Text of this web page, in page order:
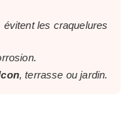
évitent les craquelures
, terrasse ou jardin.